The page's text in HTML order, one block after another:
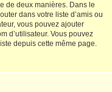
de deux manières. Dans le
dans votre liste d’amis ou
vous pouvez ajouter
d’utilisateur. Vous pouvez
depuis cette même page.